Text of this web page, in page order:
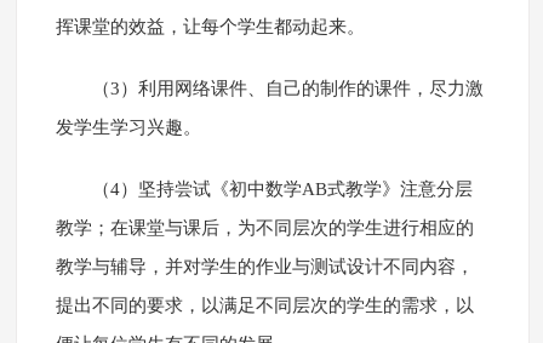
挥课堂的效益，让每个学生都动起来。
（3）利用网络课件、自己的制作的课件，尽力激
发学生学习兴趣。
（4）坚持尝试《初中数学AB式教学》注意分层
教学；在课堂与课后，为不同层次的学生进行相应的
教学与辅导，并对学生的作业与测试设计不同内容，
提出不同的要求，以满足不同层次的学生的需求，以